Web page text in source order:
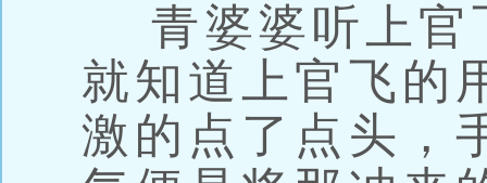
青婆婆听上官
就知道上官飞的
激的点了点头，